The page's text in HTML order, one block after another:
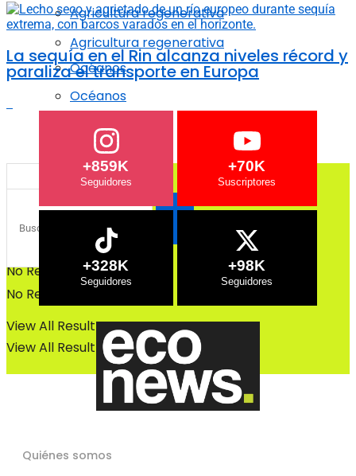
Agricultura regenerativa
Océanos
No Result
View All Result
Agricultura regenerativa
Océanos
Bosques
No Result
View All Result
La sequía en el Rin alcanza niveles récord y
paraliza el transporte en Europa
+859K +70K
+328K +98K
Quiénes somos